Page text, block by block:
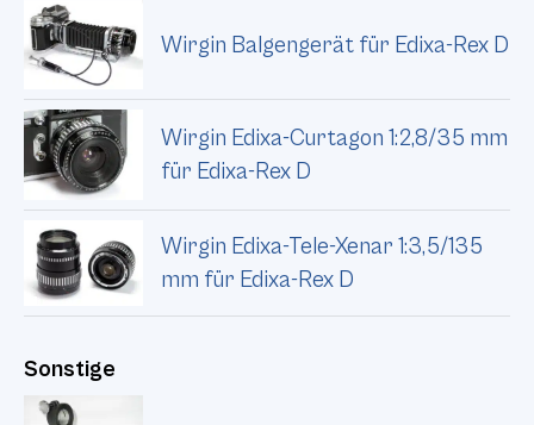
Wirgin Balgengerät für Edixa-Rex D
Wirgin Edixa-Curtagon 1:2,8/35 mm
für Edixa-Rex D
Wirgin Edixa-Tele-Xenar 1:3,5/135
mm für Edixa-Rex D
Sonstige